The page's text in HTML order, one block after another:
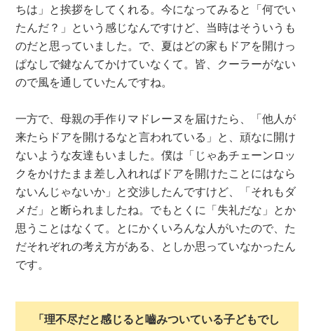
ちは」と挨拶をしてくれる。今になってみると「何でい
たんだ？」という感じなんですけど、当時はそういうも
のだと思っていました。で、夏はどの家もドアを開けっ
ぱなしで鍵なんてかけていなくて。皆、クーラーがない
ので風を通していたんですね。
一方で、母親の手作りマドレーヌを届けたら、「他人が
来たらドアを開けるなと言われている」と、頑なに開け
ないような友達もいました。僕は「じゃあチェーンロッ
クをかけたまま差し入れればドアを開けたことにはなら
ないんじゃないか」と交渉したんですけど、「それもダ
メだ」と断られましたね。でもとくに「失礼だな」とか
思うことはなくて。とにかくいろんな人がいたので、た
だそれぞれの考え方がある、としか思っていなかったん
です。
「理不尽だと感じると嚙みついている子どもでし